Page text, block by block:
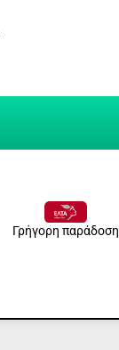
Γρήγορη παράδοση